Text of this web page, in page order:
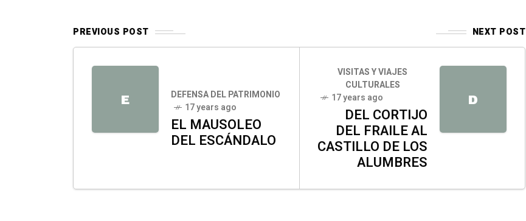
PREVIOUS POST NEXT POST
E
DEFENSA DEL PATRIMONIO
17 years ago
EL MAUSOLEO
DEL ESCÁNDALO
D
VISITAS Y VIAJES
CULTURALES
17 years ago
DEL CORTIJO
DEL FRAILE AL
CASTILLO DE LOS
ALUMBRES